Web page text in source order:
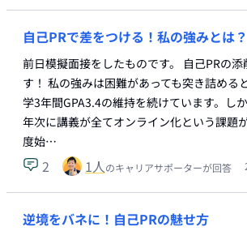
自己PRで差をつける！私の強みとは？
前日模擬面接をしたものです。 自己PRの添
す！ 私の強みは困難があっても突き詰める
学3年間GPA3.4の維持を続けています。し
年次に講義が全てオンライン化という課題
度始…
2 1人のキャリアサポーターが回答
逆境をバネに！自己PRの魅せ方